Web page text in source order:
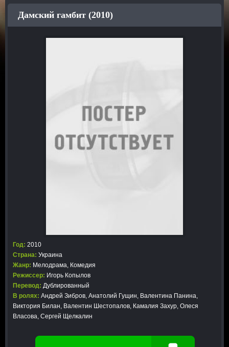
Дамский гамбит (2010)
Год: 2010
Страна: Украина
Жанр: Мелодрама, Комедия
Режиссер: Игорь Копылов
Перевод: Дублированный
В ролях: Андрей Зибров, Анатолий Гущин, Валентина Панина,
Виктория Билан, Валентин Шестопалов, Камалия Захур, Олеся
Власова, Сергей Щелкалин